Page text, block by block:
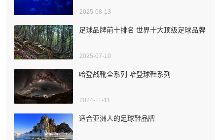
2025-08-13
足球品牌前十排名 世界十大顶级足球品牌
2025-07-10
哈登战靴全系列 哈登球鞋系列
2024-11-11
适合亚洲人的足球鞋品牌